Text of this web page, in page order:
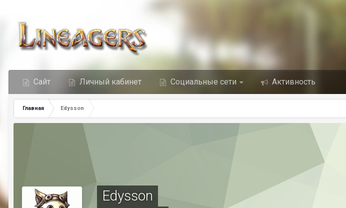
Сайт Личный кабинет Социальные сети Активность
Главная
Edysson
Edysson